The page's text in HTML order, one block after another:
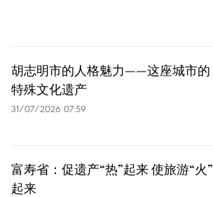
胡志明市的人格魅力——这座城市的
特殊文化遗产
31/07/2026 07:59
富寿省：促遗产“热”起来 使旅游“火”
起来